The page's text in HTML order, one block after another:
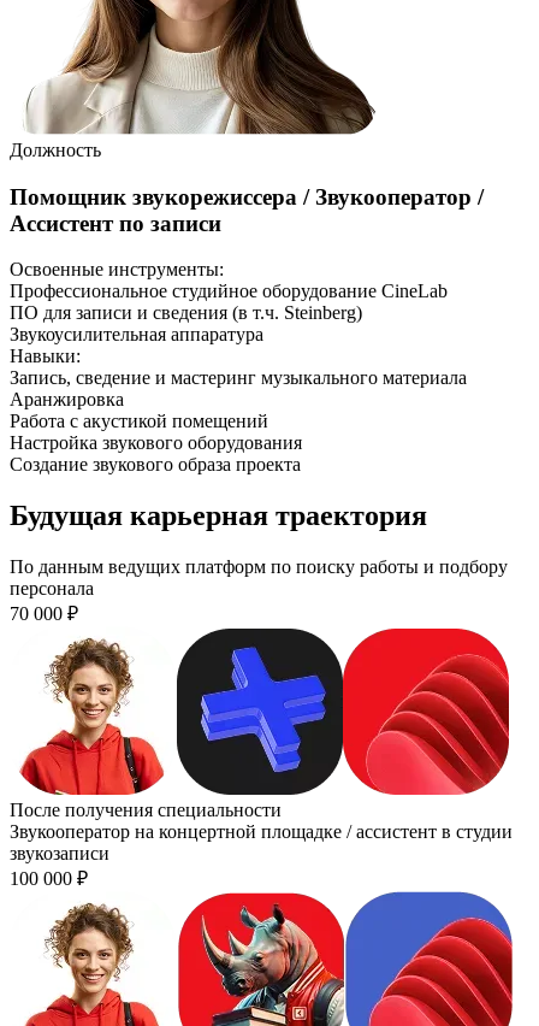
Должность
Помощник звукорежиссера / Звукооператор /
Ассистент по записи
Освоенные инструменты:
Профессиональное студийное оборудование CineLab
ПО для записи и сведения (в т.ч. Steinberg)
Звукоусилительная аппаратура
Навыки:
Запись, сведение и мастеринг музыкального материала
Аранжировка
Работа с акустикой помещений
Настройка звукового оборудования
Создание звукового образа проекта
Будущая карьерная траектория
По данным ведущих платформ по поиску работы и подбору
персонала
70 000 ₽
После получения специальности
Звукооператор на концертной площадке / ассистент в студии
звукозаписи
100 000 ₽